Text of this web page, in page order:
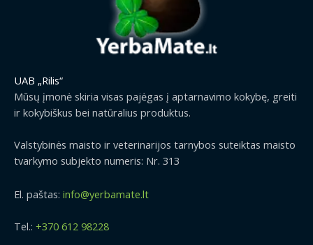
UAB „Rilis“
Mūsų įmonė skiria visas pajėgas į aptarnavimo kokybę, greiti
ir kokybiškus bei natūralius produktus.
Valstybinės maisto ir veterinarijos tarnybos suteiktas maisto
tvarkymo subjekto numeris: Nr. 313
El. paštas: info@yerbamate.lt
Tel.: +370 612 98228